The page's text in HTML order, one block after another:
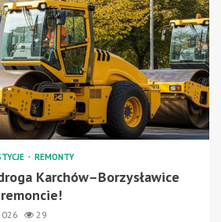
REMONTY
Karchów–Borzysławice
29